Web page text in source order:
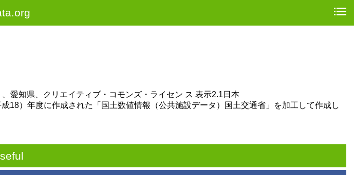
愛知県、クリエイティブ・コモンズ・ライセン ス 表示2.1日本
18）年度に作成された「国土数値情報（公共施設データ）国土交通省」を加工して作成し